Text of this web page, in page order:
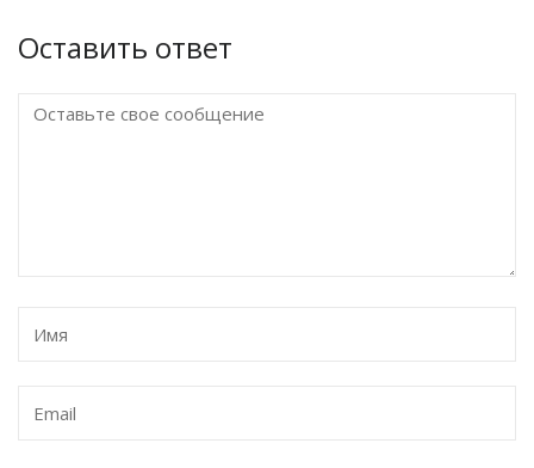
Оставить ответ